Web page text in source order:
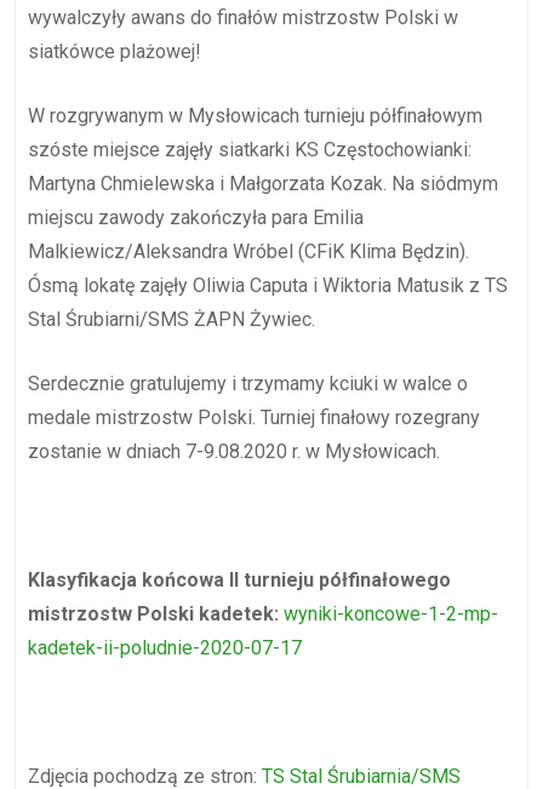
wywalczyły awans do finałów mistrzostw Polski w
siatkówce plażowej!
W rozgrywanym w Mysłowicach turnieju półfinałowym
szóste miejsce zajęły siatkarki KS Częstochowianki:
Martyna Chmielewska i Małgorzata Kozak. Na siódmym
miejscu zawody zakończyła para Emilia
Malkiewicz/Aleksandra Wróbel (CFiK Klima Będzin).
Ósmą lokatę zajęły Oliwia Caputa i Wiktoria Matusik z TS
Stal Śrubiarni/SMS ŻAPN Żywiec.
Serdecznie gratulujemy i trzymamy kciuki w walce o
medale mistrzostw Polski. Turniej finałowy rozegrany
zostanie w dniach 7-9.08.2020 r. w Mysłowicach.
Klasyfikacja końcowa II turnieju półfinałowego
mistrzostw Polski kadetek: wyniki-koncowe-1-2-mp-
kadetek-ii-poludnie-2020-07-17
Zdjęcia pochodzą ze stron: TS Stal Śrubiarnia/SMS